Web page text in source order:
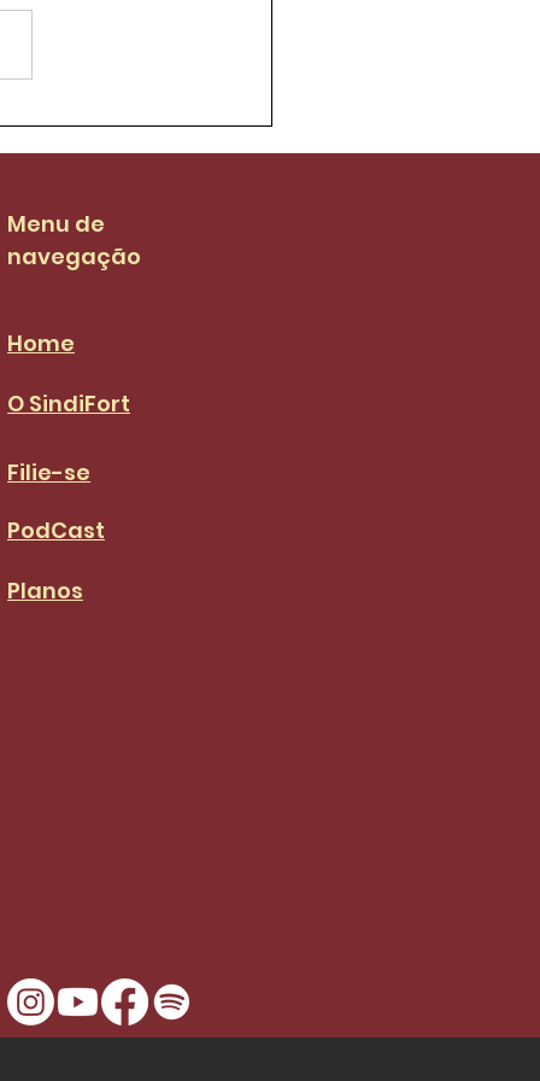
luta para que
salarial dos garis
da categoria
Menu de
navegação
Home
O SindiFort
Filie-se
PodCast
Planos